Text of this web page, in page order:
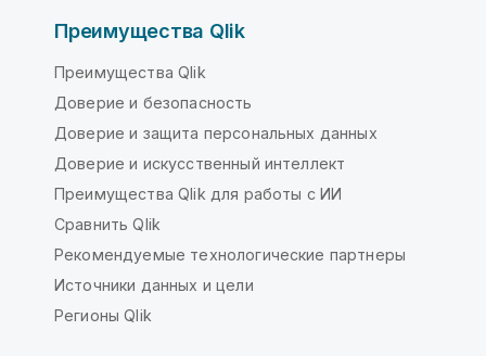
Преимущества Qlik
Преимущества Qlik
Доверие и безопасность
Доверие и защита персональных данных
Доверие и искусственный интеллект
Преимущества Qlik для работы с ИИ
Сравнить Qlik
Рекомендуемые технологические партнеры
Источники данных и цели
Регионы Qlik